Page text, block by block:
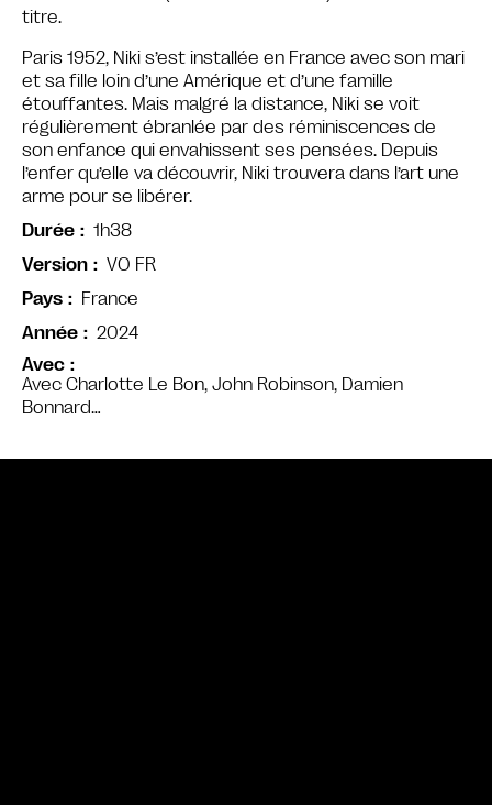
Avec
Avec Charlotte Le Bon, John Robinson, Damien
Bonnard…
titre.
Paris 1952, Niki s’est installée en France avec son mari
et sa fille loin d’une Amérique et d’une famille
étouffantes. Mais malgré la distance, Niki se voit
régulièrement ébranlée par des réminiscences de
son enfance qui envahissent ses pensées. Depuis
l’enfer qu’elle va découvrir, Niki trouvera dans l’art une
arme pour se libérer.
Durée
1h38
Version
VO FR
Pays
France
Année
2024